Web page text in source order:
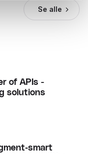
Se alle
of APIs -
solutions